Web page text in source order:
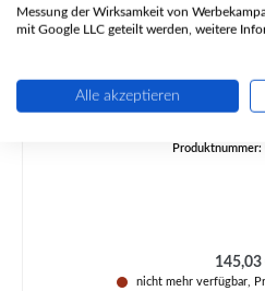
Produktnummer:
145,03
nicht mehr verfügbar,
Messung der Wirksamkeit von
mit Google LLC geteilt werden, weitere
Alle akzeptieren